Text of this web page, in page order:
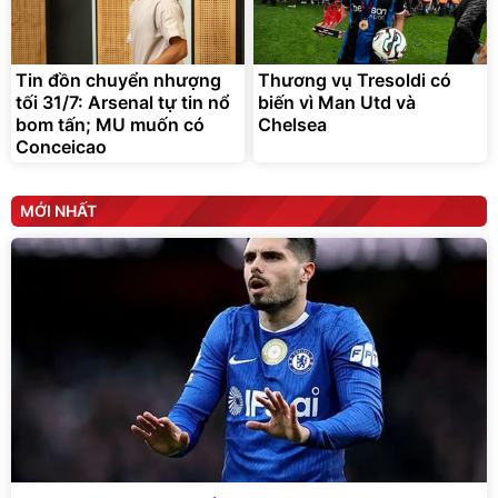
Tin đồn chuyển nhượng
tối 31/7: Arsenal tự tin nổ
bom tấn; MU muốn có
Conceicao
Thương vụ Tresoldi có
biến vì Man Utd và
Chelsea
MỚI NHẤT